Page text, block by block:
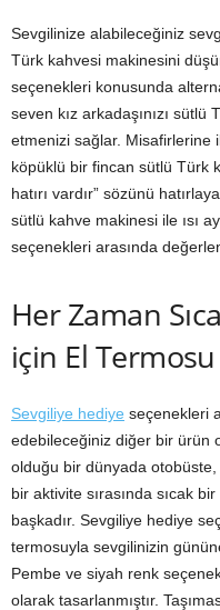
Sevgilinize alabileceğiniz
Türk kahvesi makinesini
seçenekleri konusunda
seven kız arkadaşınızı
etmenizi sağlar. Misafirlerine
köpüklü bir fincan sütlü Türk
hatırı vardır” sözünü
sütlü kahve makinesi ile ısı
seçenekleri arasında
Her Zaman
için El Termosu
Sevgiliye hediye seçenekleri
edebileceğiniz diğer bir ürün
olduğu bir dünyada otobüste,
bir aktivite sırasında sıcak
başkadır. Sevgiliye hediye
termosuyla sevgilinizin
Pembe ve siyah renk
olarak tasarlanmıştır.